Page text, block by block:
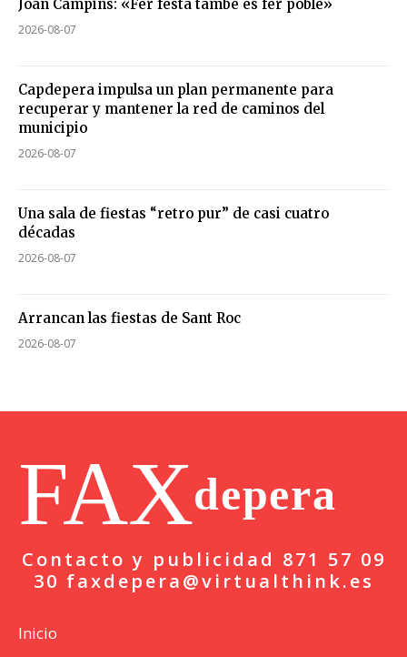
Joan Campins: «Fer festa també és fer poble»
2026-08-07
Capdepera impulsa un plan permanente para
recuperar y mantener la red de caminos del
municipio
2026-08-07
Una sala de fiestas “retro pur” de casi cuatro
décadas
2026-08-07
Arrancan las fiestas de Sant Roc
2026-08-07
FAXdepera
Contacto y publicidad 871 57 09
30 faxdepera@virtualthink.es
Inicio